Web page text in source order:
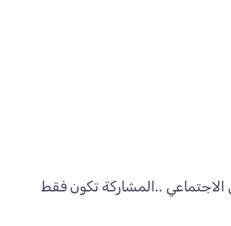
..المشاركة تكون فقط